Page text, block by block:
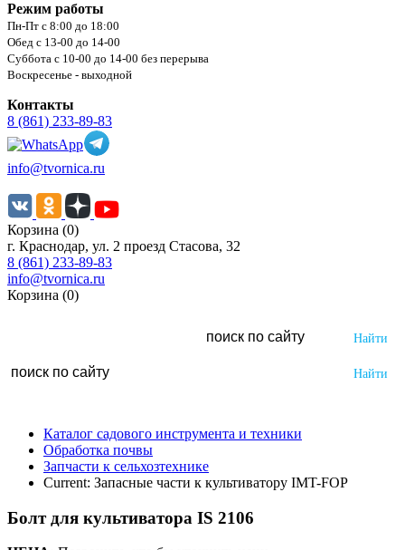
Режим работы
Пн-Пт с 8:00 до 18:00
Обед с 13-00 до 14-00
Суббота с 10-00 до 14-00 без перерыва
Воскресенье - выходной
Контакты
8 (861) 233-89-83
info@tvornica.ru
Корзина (0)
г. Краснодар, ул. 2 проезд Стасова, 32
8 (861) 233-89-83
info@tvornica.ru
Корзина (0)
Каталог садового инструмента и техники
Обработка почвы
Запчасти к сельхозтехнике
Current: Запасные части к культиватору IMT-FOP
Болт для культиватора IS 2106